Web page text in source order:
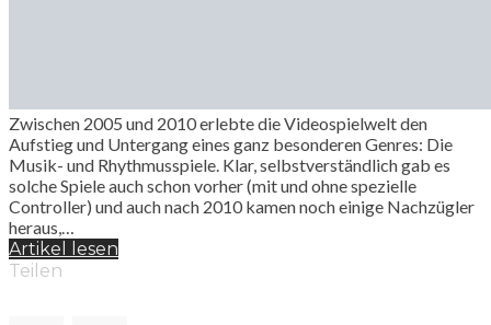
Zwischen 2005 und 2010 erlebte die Videospielwelt den
Aufstieg und Untergang eines ganz besonderen Genres: Die
Musik- und Rhythmusspiele. Klar, selbstverständlich gab es
solche Spiele auch schon vorher (mit und ohne spezielle
Controller) und auch nach 2010 kamen noch einige Nachzügler
heraus,…
Artikel lesen
Teilen